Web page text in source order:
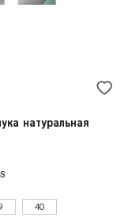
натуральная
40